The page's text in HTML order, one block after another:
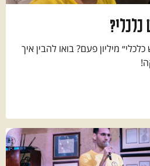
מיליון פעם? בואו להבין איך